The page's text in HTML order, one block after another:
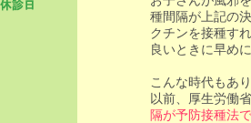
種間隔が上記の
クチンを接種す
良いときに早め
こんな時代もあ
以前、厚生労働
隔が予防接種法